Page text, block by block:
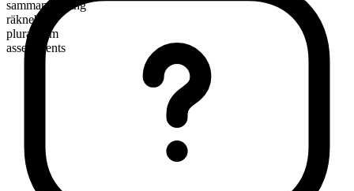
sammansättning
räknebart
pluralform
assessments